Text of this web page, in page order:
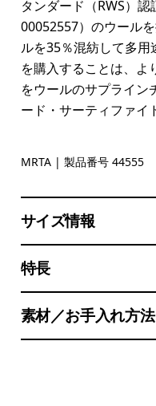
タンダード（RWS）
00052557）のウール
ルを35％混紡して多用
を購入することは、よ
をウールのサプライン
ード・サーティファイ
Moonrise Taupe
MRTA | 製品番号 44555
サイズ情報
特長
素材／お手入れ方法